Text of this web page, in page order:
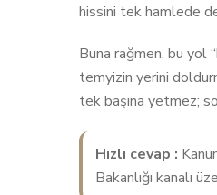
hissini tek hamlede
Buna rağmen, bu yol
temyizin yerini
tek başına yetmez;
Hızlı cevap :
Bakanlığı kanalı